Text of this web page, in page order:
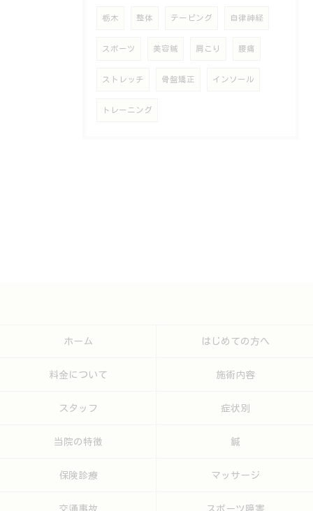
栃木 整体 テーピング 自律神経
スポーツ 美容鍼 肩こり 腰痛
ストレッチ 骨盤矯正 インソール
トレーニング
ホーム はじめての方へ
料金について 施術内容
スタッフ 症状別
当院の特徴 鍼
保険診療 マッサージ